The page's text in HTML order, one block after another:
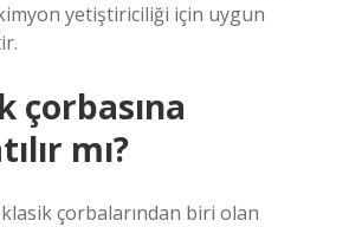
kimyon yetiştiriciliği için uygun
çorbasına
mı?
klasik çorbalarından biri olan